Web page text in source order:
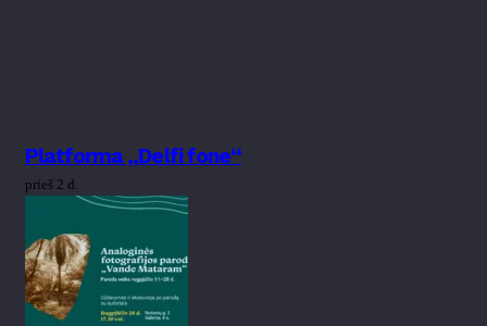
Platforma „Delfi fone“
prieš 2 d.